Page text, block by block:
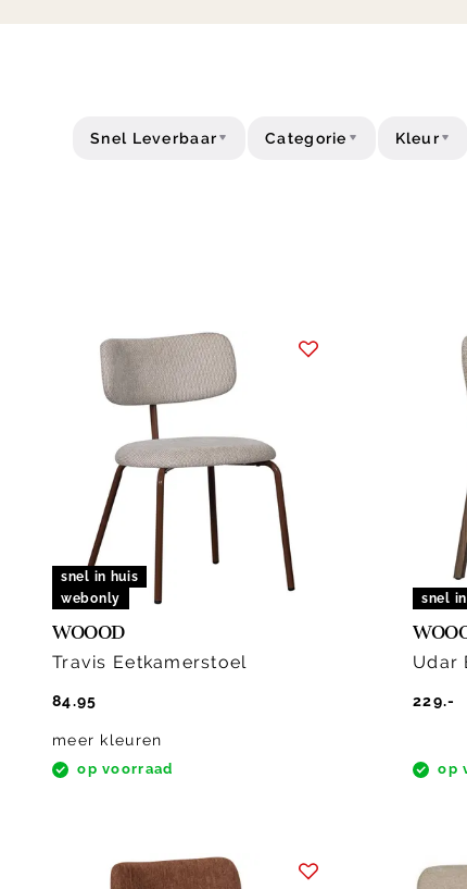
Snel Leverbaar Categorie Kleur
snel in huis
webonly
WOOOD
Travis Eetkamerstoel
84.95
meer kleuren
op voorraad
snel
Udar
229.-
op